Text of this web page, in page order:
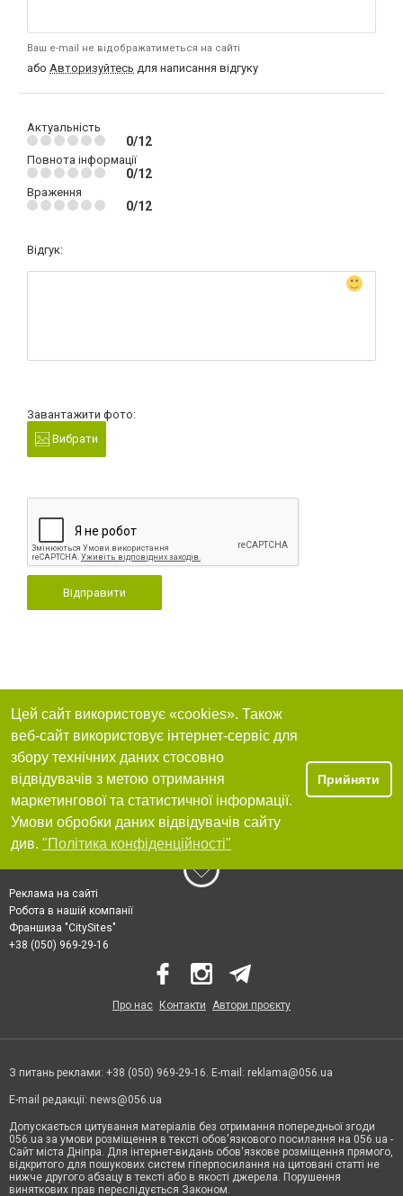
Ваш e-mail не відображатиметься на сайті
або Авторизуйтесь для написання відгуку
Актуальність
0/12
Повнота інформації
0/12
Враження
0/12
Відгук:
Завантажити фото:
Вибрати
Відправити
Цей сайт використовує «cookies». Також
веб-сайт використовує інтернет-сервіс для
збору технічних даних стосовно
відвідувачів з метою отримання
маркетингової та статистичної інформації.
Умови обробки даних відвідувачів сайту
див. "Політика конфіденційності"
Прийняти
Реклама на сайті
Робота в нашій компанії
Франшиза "CitySites"
+38 (050) 969-29-16
Про нас Контакти Автори проєкту
З питань реклами: +38 (050) 969-29-16. E-mail: reklama@056.ua
E-mail редакції: news@056.ua
Допускається цитування матеріалів без отримання попередньої згоди
056.ua за умови розміщення в тексті обов'язкового посилання на 056.ua -
Сайт міста Дніпра. Для інтернет-видань обов'язкове розміщення прямого,
відкритого для пошукових систем гіперпосилання на цитовані статті не
нижче другого абзацу в тексті або в якості джерела. Порушення
виняткових прав переслідується Законом.